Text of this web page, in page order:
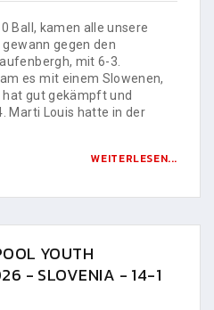
Ball, kamen alle unsere
gegen den
mit 6-3.
es mit einem Slowenen,
hat gut gekämpft und
Marti Louis hatte in der
WEITERLESEN...
YOUTH
- SLOVENIA - 14-1